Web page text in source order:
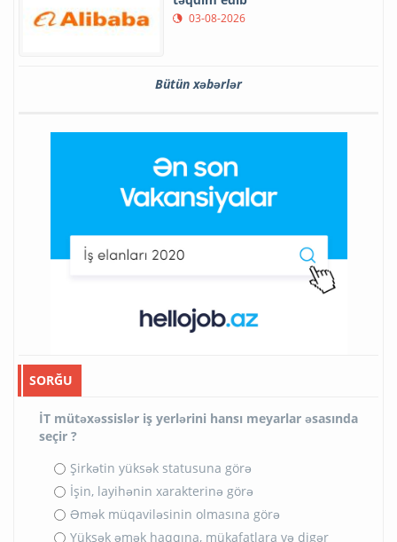
03-08-2026
Bütün xəbərlər
SORĞU
İT mütəxəssislər iş yerlərini hansı meyarlar əsasında
seçir ?
Şirkətin yüksək statusuna görə
İşin, layihənin xarakterinə görə
Əmək müqaviləsinin olmasına görə
Yüksək əmək haqqına, mükafatlara və digər